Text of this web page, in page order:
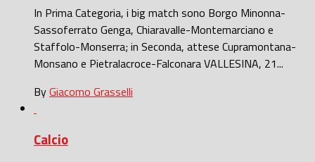
In Prima Categoria, i big match sono Borgo Minonna-
Sassoferrato Genga, Chiaravalle-Montemarciano e
Staffolo-Monserra; in Seconda, attese Cupramontana-
Monsano e Pietralacroce-Falconara VALLESINA, 21...
ByGiacomo Grasselli
Calcio